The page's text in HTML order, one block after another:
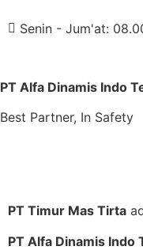
Senin - Jum'at:
PT Alfa Dinamis Indo
Best Partner, In Safety
PT Timur Mas Tirta
PT Alfa Dinamis Indo